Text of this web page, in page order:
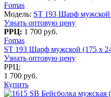
Fomas
Модель: ST 193 Шарф мужской
Узнать оптовую цену
РРЦ: 1 700 руб.
Fomas
ST 193 Шарф мужской (175 х
Узнать оптовую цену
РРЦ:
1 700 руб.
Купить